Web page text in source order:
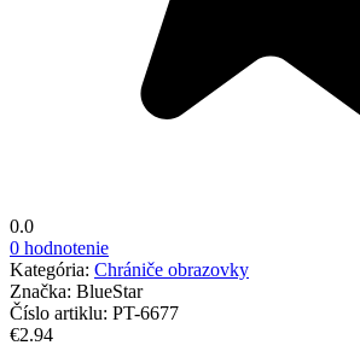
0.0
0 hodnotenie
Kategória: Chrániče obrazovky
Značka: BlueStar
Číslo artiklu: PT-6677
€2.94